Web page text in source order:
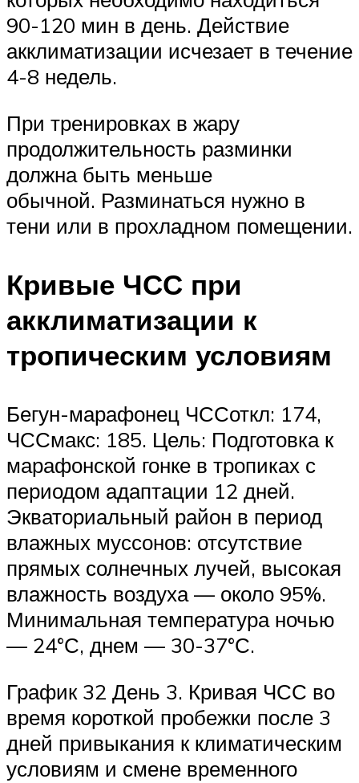
90-120 мин в день. Действие
акклиматизации исчезает в течение
4-8 недель.
При тренировках в жару
продолжительность разминки
должна быть меньше
обычной. Разминаться нужно в
тени или в прохладном помещении.
Кривые ЧСС при
акклиматизации к
тропическим условиям
Бегун-марафонец ЧССоткл: 174,
ЧССмакс: 185. Цель: Подготовка к
марафонской гонке в тропиках с
периодом адаптации 12 дней.
Экваториальный район в период
влажных муссонов: отсутствие
прямых солнечных лучей, высокая
влажность воздуха — около 95%.
Минимальная температура ночью
— 24°С, днем — 30-37°С.
График 32 День 3. Кривая ЧСС во
время короткой пробежки после 3
дней привыкания к климатическим
условиям и смене временного